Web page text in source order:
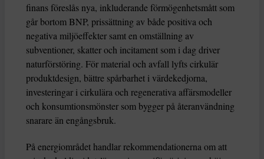
finans föreslås nya, inkluderande förmögenhetsmått som
går bortom BNP, prissättning av både positiva och
negativa miljöeffekter samt en omställning av
subventioner, skatter och incitament som i dag driver
naturförstöring. För material och avfall lyfts cirkulär
produktdesign, bättre spårbarhet i värdekedjorna,
investeringar i cirkulära och regenerativa affärsmodeller
och konsumtionsmönster som bygger på återanvändning
snarare än engångsbruk.
På energiområdet handlar rekommendationerna om att